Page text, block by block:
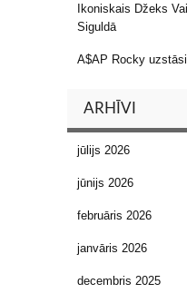
Ikoniskais Džeks
Siguldā
A$AP Rocky
ARHĪVI
jūlijs 2026
jūnijs 2026
februāris 2026
janvāris 2026
decembris 2025